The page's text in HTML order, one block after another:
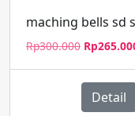
maching bells sd
Rp300.000 Harga
Rp300.000.
Rp
Detail